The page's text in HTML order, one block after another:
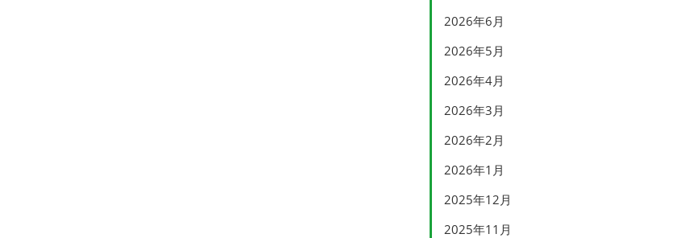
2026年6月
2026年5月
2026年4月
2026年3月
2026年2月
2026年1月
2025年12月
2025年11月